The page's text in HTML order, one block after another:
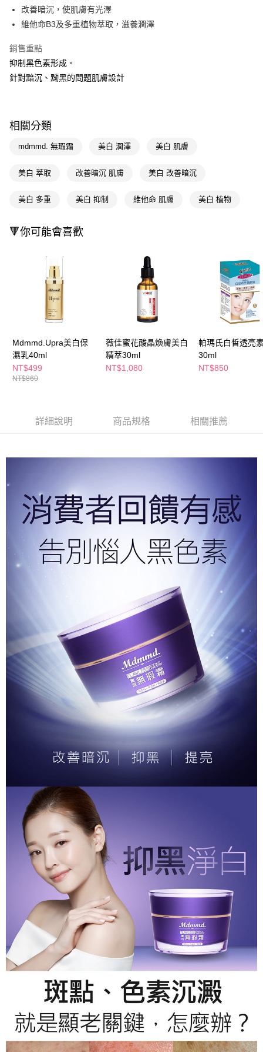
Apple Pay
悠遊付
Google Pay
【關於「AFTEE先享後付」】
便利好安心！
２．便利：只要手機號碼，簡訊認證，即可結帳。
【「AFTEE先享後付」結帳流程】
２．訂單成立數日內，您將收到繳費通知簡訊。
ATM／網路銀行／等多元方式進行付款，方視為交易完成。
※ 請注意：結帳手續完成當下不需立刻繳費，但若您需要取消訂單，請聯絡
購買商品的店家。未經商家同意取消之訂單仍視為有效，需透過AFTEE先享
後付繳納相關費用。
※ 交易是否成功請以「AFTEE先享後付 」之結帳頁面顯示為準，若有關於
是否繳費成功／繳費後需取消欲退款等相關疑問，請聯繫「AFTEE先享後付
客戶支援中心」 https://netprotections.freshdesk.com/support/home
【注意事項】
１．透過由恩沛科技股份有限公司提供之「AFTEE先享後付」服務完成之交
易，需依本服務之必要範圍內提供個人資料，並將交易相關給付款項請求債
權轉讓予恩沛科技股份有限公司。
２．關於個人資料處理事宜，請瀏覽以下網址：
「AFTEE先享後付」，若未經同意申辦者引起之損失，本公司不負相關責
請求用戶進行身份認證。
每筆NT$65，滿NT$390(含以上)免運費
每筆NT$65，滿NT$390(含以上)免運費
萊爾富取貨付款
每筆NT$65，滿NT$490(含以上)免運費
付款後萊爾富取貨
每筆NT$65，滿NT$490(含以上)免運費
每筆NT$65，滿NT$490(含以上)免運費
付款後7-11取貨
每筆NT$100，滿NT$790(含以上)免運費
改善暗沉，使肌膚有光澤
維他命B3及多重植物萃取，滋養潤澤
銷售重點
抑制黑色素形成。
針對黯沉、黝黑的問題肌膚設計
相關分類
mdmmd. 無瑕霜 美白 潤澤 美白 肌膚
美白 萃取 改善暗沉 肌膚 美白 改善暗沉
美白 多重 美白 抑制 維他命 肌膚 美白 植物
🔻你可能會喜歡
Mdmmd.Upra美白保
濕乳40ml
NT$499
NT$860
薇佳蜜花酸晶煥膚美白
精萃30ml
NT$1,080
帕瑪氏白皙透亮
30ml
NT$850
詳細說明 商品規格 相關推薦